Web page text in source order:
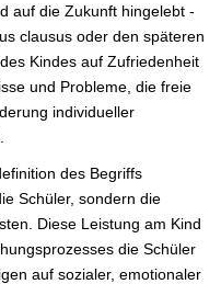
auf die Zukunft hingelebt -
clausus oder den späteren
Kindes auf Zufriedenheit
und Probleme, die freie
individueller
des Begriffs
Schüler, sondern die
Diese Leistung am Kind
die Schüler
auf sozialer, emotionaler